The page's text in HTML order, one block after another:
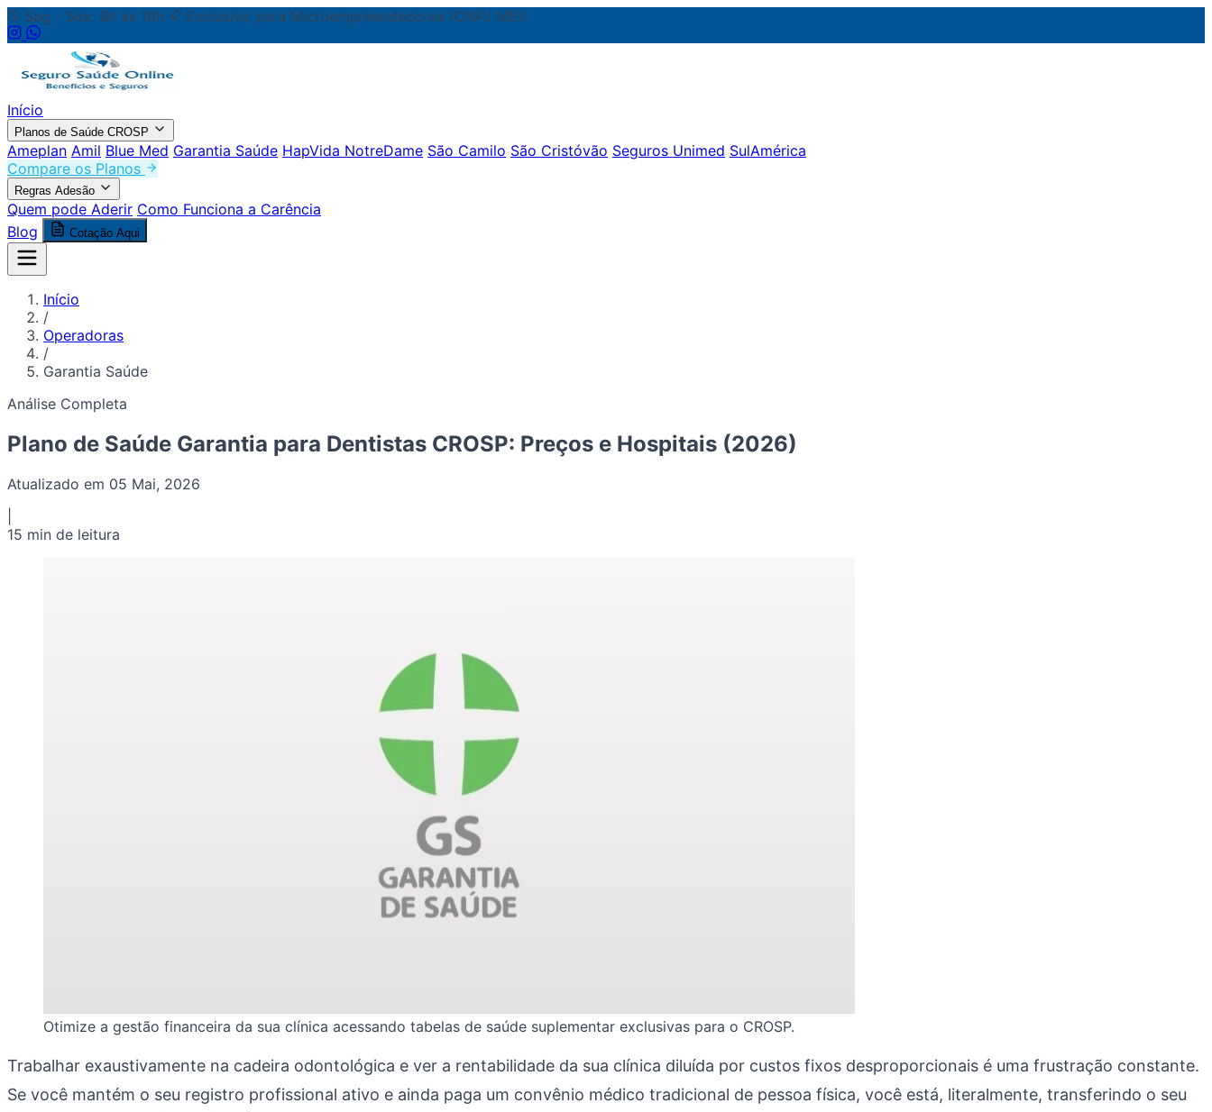
Seg - Sex: 9h às 18h Exclusivo para Microempreendedores (CNPJ MEI)
Início
Planos de Saúde CROSP
Ameplan Amil Blue Med Garantia Saúde HapVida NotreDame São Camilo São Cristóvão Seguros Unimed SulAmérica
Compare os Planos
Regras Adesão
Quem pode Aderir Como Funciona a Carência
Blog
Cotação Aqui
Início
/
Operadoras
/
Garantia Saúde
Análise Completa
Plano de Saúde Garantia para Dentistas CROSP: Preços e Hospitais (2026)
Atualizado em 05 Mai, 2026
15 min de leitura
Otimize a gestão financeira da sua clínica acessando tabelas de saúde suplementar exclusivas para o CROSP.
Trabalhar exaustivamente na cadeira odontológica e ver a rentabilidade da sua clínica diluída por custos fixos desproporcionais é uma frustração constante.
Se você mantém o seu registro profissional ativo e ainda paga um convênio médico tradicional de pessoa física, você está, literalmente, transferindo o seu